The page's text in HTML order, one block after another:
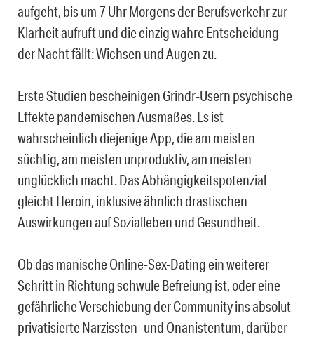
aufgeht, bis um 7 Uhr Morgens der Berufsverkehr zur
Klarheit aufruft und die einzig wahre Entscheidung
der Nacht fällt: Wichsen und Augen zu.
Erste Studien bescheinigen Grindr-Usern psychische
Effekte pandemischen Ausmaßes. Es ist
wahrscheinlich diejenige App, die am meisten
süchtig, am meisten unproduktiv, am meisten
unglücklich macht. Das Abhängigkeitspotenzial
gleicht Heroin, inklusive ähnlich drastischen
Auswirkungen auf Sozialleben und Gesundheit.
Ob das manische Online-Sex-Dating ein weiterer
Schritt in Richtung schwule Befreiung ist, oder eine
gefährliche Verschiebung der Community ins absolut
privatisierte Narzissten- und Onanistentum, darüber